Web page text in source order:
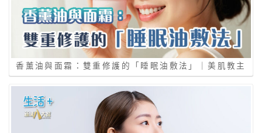
香薰油與面霜：雙重修護的「睡眠油敷法」｜美肌教主